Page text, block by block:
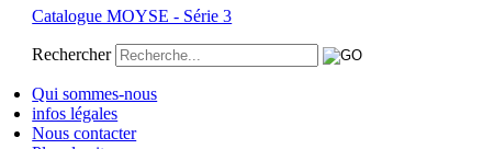
Catalogue MOYSE - Série 3
Rechercher
Qui sommes-nous
infos légales
Nous contacter